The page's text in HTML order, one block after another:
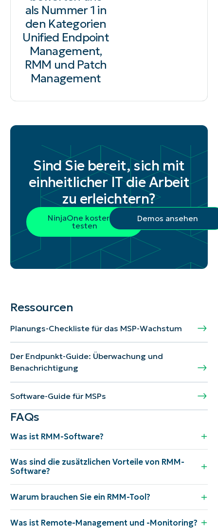
als Nummer 1 in
den Kategorien
Unified Endpoint
Management,
RMM und Patch
Management
Sind Sie bereit, sich mit
einheitlicher IT die Arbeit
zu erleichtern?
NinjaOne kostenlos
testen
Demos ansehen
Ressourcen
Planungs-Checkliste für das MSP-Wachstum
Der Endpunkt-Guide: Überwachung und
Benachrichtigung
Software-Guide für MSPs
FAQs
Was ist RMM-Software?
Was sind die zusätzlichen Vorteile von RMM-
Software?
Warum brauchen Sie ein RMM-Tool?
Was ist Remote-Management und -Monitoring?